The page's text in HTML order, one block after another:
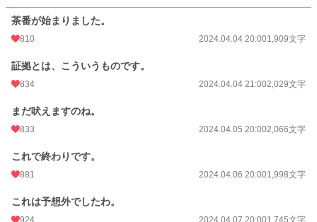
文字数 13,439
更新日時
初回公開日時 2024.04.04 20:00
初回完結日時
週間ポイント 1,281 pt (7,432 位)
年間ポイント 63,288 pt (8,725 位)
茶番が始まりました。
810 2024.04.04 20:001,909文字
証拠とは、こういうものです。
834 2024.04.04 21:002,029文字
まだ吠えますのね。
833 2024.04.05 20:002,066文字
これで終わりです。
881 2024.04.06 20:001,998文字
これは予想外でしたわ。
924 2024.04.07 20:001,745文字